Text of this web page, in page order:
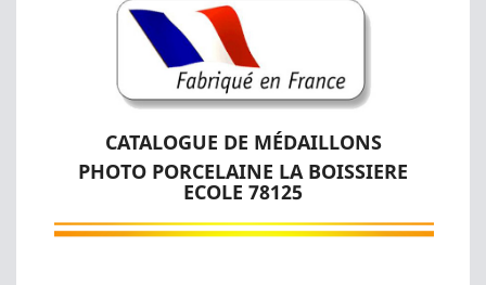
CATALOGUE DE MÉDAILLONS
PHOTO PORCELAINE LA BOISSIERE
ECOLE 78125